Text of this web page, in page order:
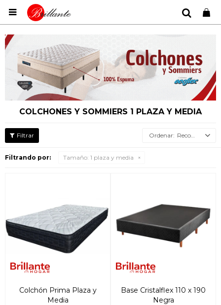

COLCHONES Y SOMMIERS 1 PLAZA Y MEDIA
Recomendados
Filtrando por: Tamaño: 1 plaza y media
Colchón Prima Plaza y
Media
Base Cristalflex 110 x 190
Negra